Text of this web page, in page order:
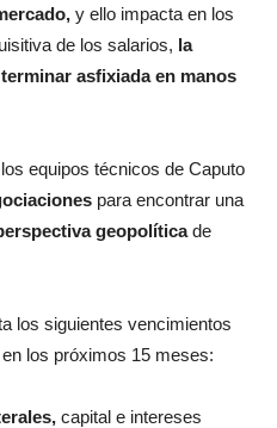
y ello impacta en los
de los salarios, la
asfixiada en manos
los equipos técnicos de Caputo
para encontrar una
geopolíticade
los siguientes vencimientos
los próximos 15 meses:
capital e intereses